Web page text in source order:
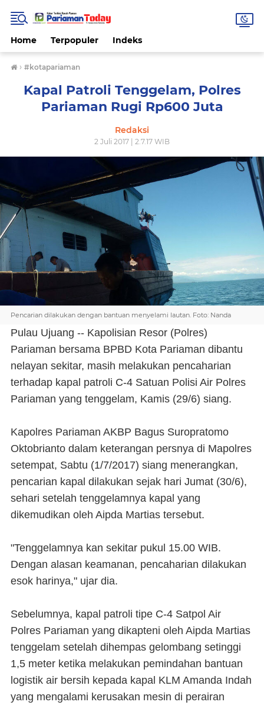
Home Terpopuler Indeks
› #kotapariaman
Kapal Patroli Tenggelam, Polres
Pariaman Rugi Rp600 Juta
Redaksi
2 Juli 2017 | 2.7.17 WIB
Pencarian dilakukan dengan bantuan menyelami lautan. Foto: Nanda
Pulau Ujuang -- Kapolisian Resor (Polres)
Pariaman bersama BPBD Kota Pariaman dibantu
nelayan sekitar, masih melakukan pencaharian
terhadap kapal patroli C-4 Satuan Polisi Air Polres
Pariaman yang tenggelam, Kamis (29/6) siang.
Kapolres Pariaman AKBP Bagus Suropratomo
Oktobrianto dalam keterangan persnya di Mapolres
setempat, Sabtu (1/7/2017) siang menerangkan,
pencarian kapal dilakukan sejak hari Jumat (30/6),
sehari setelah tenggelamnya kapal yang
dikemudikan oleh Aipda Martias tersebut.
"Tenggelamnya kan sekitar pukul 15.00 WIB.
Dengan alasan keamanan, pencaharian dilakukan
esok harinya," ujar dia.
Sebelumnya, kapal patroli tipe C-4 Satpol Air
Polres Pariaman yang dikapteni oleh Aipda Martias
tenggelam setelah dihempas gelombang setinggi
1,5 meter ketika melakukan pemindahan bantuan
logistik air bersih kepada kapal KLM Amanda Indah
yang mengalami kerusakan mesin di perairan